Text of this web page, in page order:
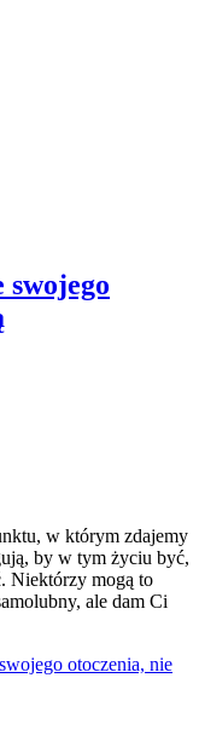
swojego
w którym zdajemy
by w tym życiu być,
Niektórzy mogą to
ale dam Ci
otoczenia, nie